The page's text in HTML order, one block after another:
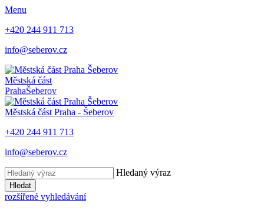
Menu
+420 244 911 713
info@seberov.cz
Městská část
PrahaŠeberov
Městská část Praha - Šeberov
+420 244 911 713
info@seberov.cz
Hledaný výraz
Hledat
rozšířené vyhledávání